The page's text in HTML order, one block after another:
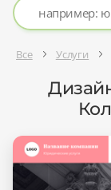
Все Услуги